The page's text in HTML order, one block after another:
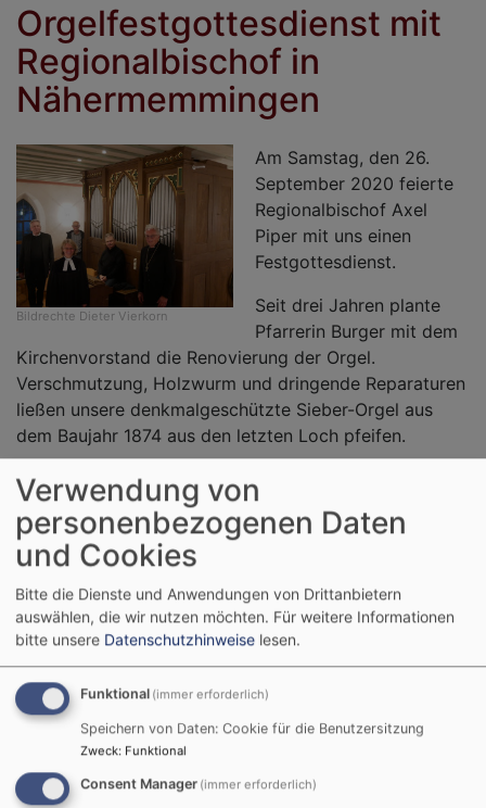
Orgelfestgottesdienst mit
Regionalbischof in
Nähermemmingen
Bildrechte Dieter Vierkorn
Am Samstag, den 26.
September 2020 feierte
Regionalbischof Axel
Piper mit uns einen
Festgottesdienst.
Seit drei Jahren plante
Pfarrerin Burger mit dem
Kirchenvorstand die Renovierung der Orgel.
Verschmutzung, Holzwurm und dringende Reparaturen
ließen unsere denkmalgeschützte Sieber-Orgel aus
dem Baujahr 1874 aus den letzten Loch pfeifen.
Verwendung von
personenbezogenen Daten
und Cookies
Bitte die Dienste und Anwendungen von Drittanbietern
auswählen, die wir nutzen möchten. Für weitere Informationen
bitte unsere Datenschutzhinweise lesen.
Funktional (immer erforderlich)
Speichern von Daten: Cookie für die Benutzersitzung
Zweck: Funktional
Consent Manager (immer erforderlich)